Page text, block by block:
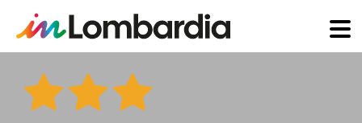
zum
Inhalt